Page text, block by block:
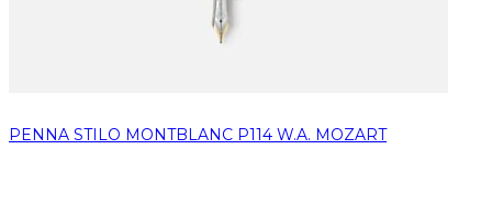
PENNA STILO MONTBLANC P114 W.A. MOZART